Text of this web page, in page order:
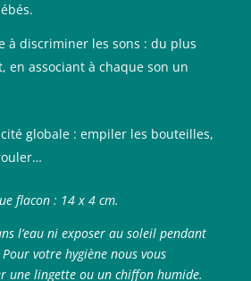
à discriminer les sons : du plus
en associant à chaque son un
globale : empiler les bouteilles,
flacon : 14 x 4 cm.
l’eau ni exposer au soleil pendant
Pour votre hygiène nous vous
une lingette ou un chiffon humide.